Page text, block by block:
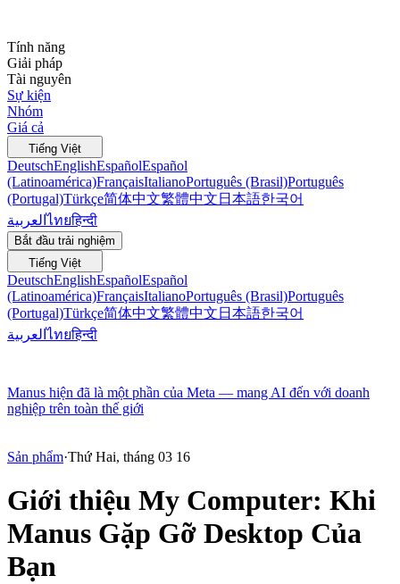
Tính năng
Giải pháp
Tài nguyên
Sự kiện
Nhóm
Giá cả
Tiếng Việt
DeutschEnglishEspañolEspañol
(Latinoamérica)FrançaisItalianoPortuguês (Brasil)Português
(Portugal)Türkçe简体中文繁體中文 日本語한국어
العربيةไทยहिन्दी
Bắt đầu trải nghiệm
Tiếng Việt
DeutschEnglishEspañolEspañol
(Latinoamérica)FrançaisItalianoPortuguês (Brasil)Português
(Portugal)Türkçe简体中文繁體中文 日本語한국어
العربيةไทยहिन्दी
Manus hiện đã là một phần của Meta — mang AI đến với doanh
nghiệp trên toàn thế giới
Sản phẩm·Thứ Hai, tháng 03 16
Giới thiệu My Computer: Khi
Manus Gặp Gỡ Desktop Của
Bạn